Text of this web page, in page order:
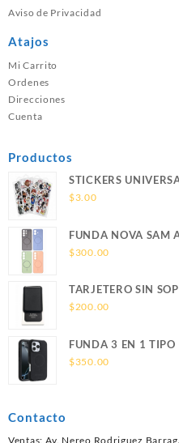
Aviso de Privacidad
Atajos
Mi Carrito
Ordenes
Direcciones
Cuenta
Productos
STICKERS
$3.00
FUNDA NOVA SAM
SOPORTE
$300.00
TARJETERO SIN
LEATHER WALLET
$200.00
FUNDA 3 EN 1 TIPO
S26 ULTRA
$350.00
Contacto
Ventas: Av. Nereo Rodriguez